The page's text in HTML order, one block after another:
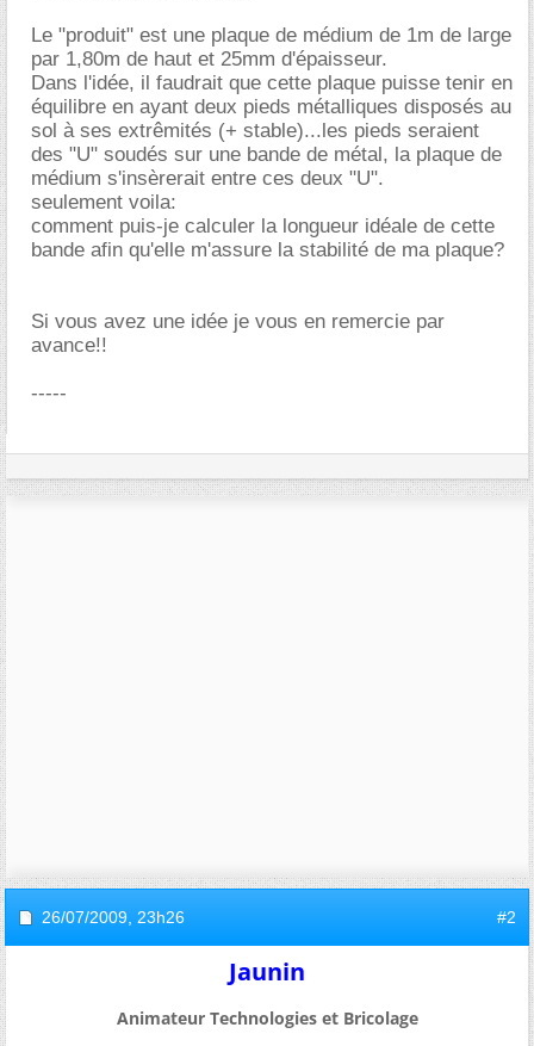
Le "produit" est une plaque de médium de 1m de large
par 1,80m de haut et 25mm d'épaisseur.
Dans l'idée, il faudrait que cette plaque puisse tenir en
équilibre en ayant deux pieds métalliques disposés au
sol à ses extrêmités (+ stable)...les pieds seraient
des "U" soudés sur une bande de métal, la plaque de
médium s'insèrerait entre ces deux "U".
seulement voila:
comment puis-je calculer la longueur idéale de cette
bande afin qu'elle m'assure la stabilité de ma plaque?
Si vous avez une idée je vous en remercie par
avance!!
-----
26/07/2009, 23h26 #2
Jaunin
Animateur Technologies et Bricolage